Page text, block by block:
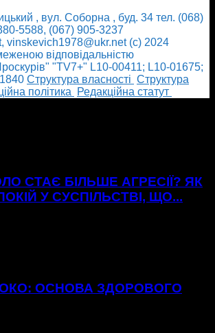
, вул. Соборна , буд. 34 тел. (068)
5588, (067) 905-3237
vinskevich1978@ukr.net (с) 2024
відповідальністю
"TV7+" L10-00411; L10-01675;
Cтруктура власності Cтруктура
політика
Редакційна статут
СТАЄ БІЛЬШЕ АГРЕСІЇ? ЯК
У СУСПІЛЬСТВІ, ЩО...
ОСНОВА ЗДОРОВОГО